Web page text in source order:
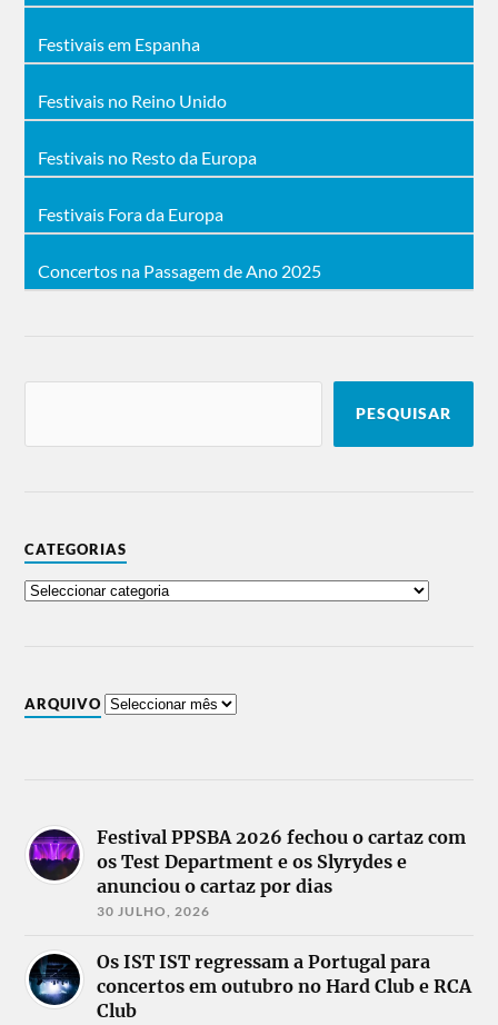
Festivais em Espanha
Festivais no Reino Unido
Festivais no Resto da Europa
Festivais Fora da Europa
Concertos na Passagem de Ano 2025
PESQUISAR
CATEGORIAS
ARQUIVO
Festival PPSBA 2026 fechou o cartaz com
os Test Department e os Slyrydes e
anunciou o cartaz por dias
30 JULHO, 2026
Os IST IST regressam a Portugal para
concertos em outubro no Hard Club e RCA
Club